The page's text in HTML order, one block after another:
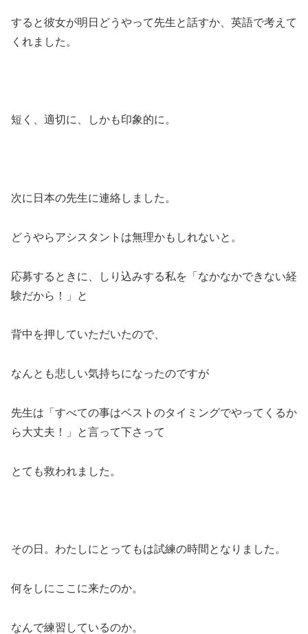
すると彼女が明日どうやって先生と話すか、英語で考えて
くれました。
短く、適切に、しかも印象的に。
次に日本の先生に連絡しました。
どうやらアシスタントは無理かもしれないと。
応募するときに、しり込みする私を「なかなかできない経
験だから！」と
背中を押していただいたので、
なんとも悲しい気持ちになったのですが
先生は「すべての事はベストのタイミングでやってくるか
ら大丈夫！」と言って下さって
とても救われました。
その日。わたしにとってもは試練の時間となりました。
何をしにここに来たのか。
なんで練習しているのか。